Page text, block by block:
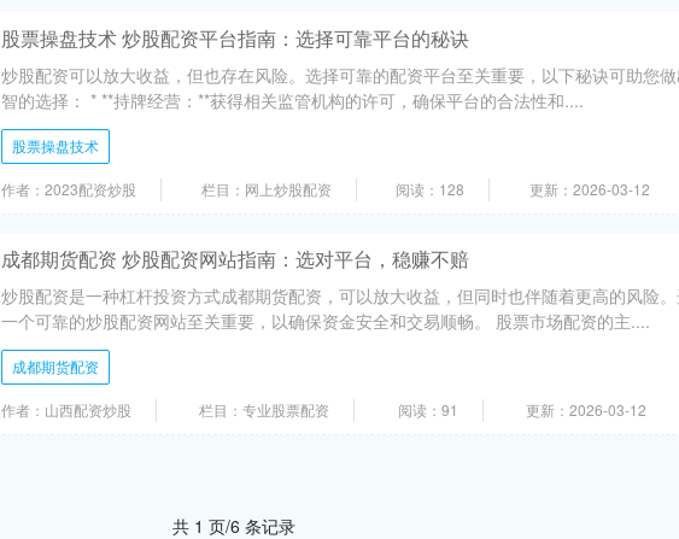
股票操盘技术 炒股配资平台指南：选择可靠平台的秘诀
炒股配资可以放大收益，但也存在风险。选择可靠的配资平台至关重要，以下秘诀可助您
智的选择： * **持牌经营：**获得相关监管机构的许可，确保平台的合法性和....
股票操盘技术
作者：2023配资炒股 栏目：网上炒股配资 阅读：128 更新：2026-03-12
成都期货配资 炒股配资网站指南：选对平台，稳赚不赔
炒股配资是一种杠杆投资方式成都期货配资，可以放大收益，但同时也伴随着更高的风险
一个可靠的炒股配资网站至关重要，以确保资金安全和交易顺畅。 股票市场配资的主....
成都期货配资
作者：山西配资炒股 栏目：专业股票配资 阅读：91 更新：2026-03-12
共 1 页/6 条记录